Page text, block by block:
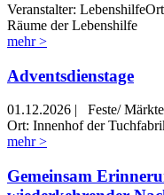
Veranstalter: Lebenshilfe
Räume der Lebenshilfe
mehr >
Adventsdienstage
01.12.2026 |
Feste/ Märkte
Ort: Innenhof der
mehr >
Gemeinsam